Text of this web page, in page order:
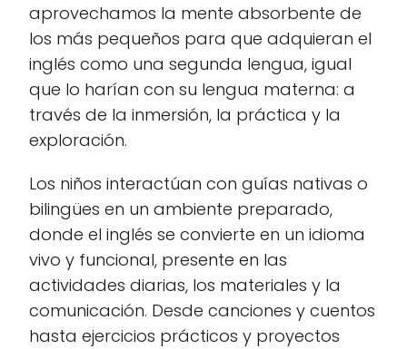
aprovechamos la mente absorbente de
los más pequeños para que adquieran el
inglés como una segunda lengua, igual
que lo harían con su lengua materna: a
través de la inmersión, la práctica y la
exploración.
Los niños interactúan con guías nativas o
bilingües en un ambiente preparado,
donde el inglés se convierte en un idioma
vivo y funcional, presente en las
actividades diarias, los materiales y la
comunicación. Desde canciones y cuentos
hasta ejercicios prácticos y proyectos